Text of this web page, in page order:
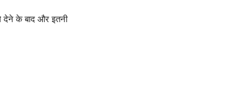
देने के बाद और इतनी